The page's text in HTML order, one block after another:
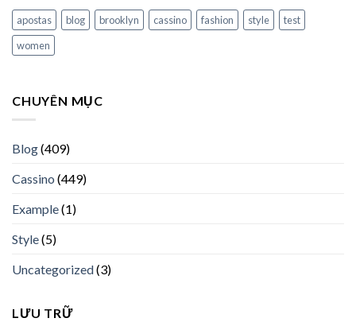
apostas blog brooklyn cassino fashion style
test
women
CHUYÊN MỤC
Blog(409)
Cassino (449)
Example(1)
Style(5)
Uncategorized(3)
LƯU TRỮ